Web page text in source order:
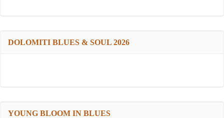
DOLOMITI BLUES & SOUL 2026
YOUNG BLOOM IN BLUES